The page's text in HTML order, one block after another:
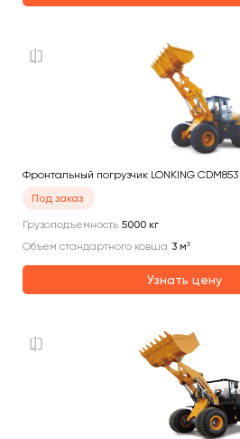
Фронтальный погрузчик LONKING CDM853
Под заказ
Грузоподъемность 5000 кг
Объем стандартного ковша 3 м³
Узнать цену